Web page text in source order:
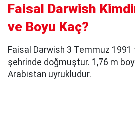
Faisal Darwish
ve Boyu Kaç?
Faisal Darwish 3 Temmuz
şehrinde doğmuştur. 1,76 m
Arabistan uyrukludur.